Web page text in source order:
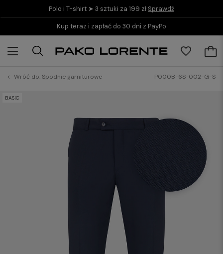
Polo i T-shirt ➤ 3 sztuki za 199 zł Sprawdź
Kup teraz i zapłać do 30 dni z PayPo
Wróć do:Spodnie garniturowe P000B-6S-002-G-S
BASIC